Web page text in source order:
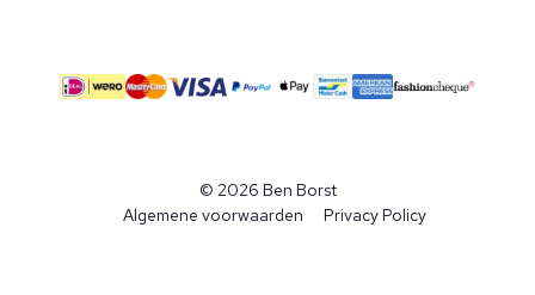
© 2026 Ben Borst
Algemene voorwaarden Privacy Policy